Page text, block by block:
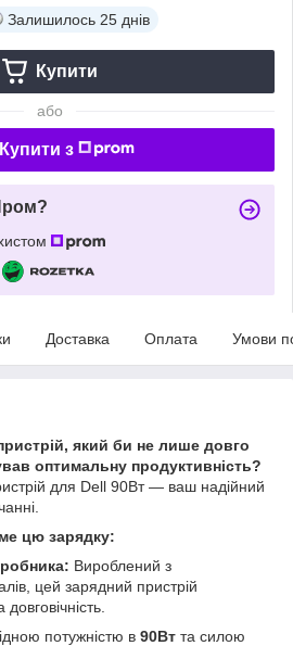
Залишилось 25 днів
Купити
або
Купити з
Доставка Оплата Умови
який би не лише довго
оптимальну продуктивність?
для Dell 90Вт — ваш надійний
цю зарядку:
Вироблений з
цей зарядний пристрій
потужністю в 90Вт та силою